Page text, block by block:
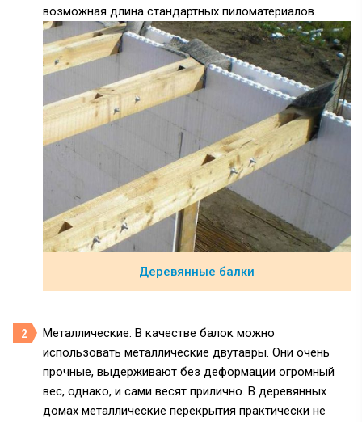
возможная длина стандартных пиломатериалов.
Деревянные балки
Металлические. В качестве балок можно
использовать металлические двутавры. Они очень
прочные, выдерживают без деформации огромный
вес, однако, и сами весят прилично. В деревянных
домах металлические перекрытия практически не